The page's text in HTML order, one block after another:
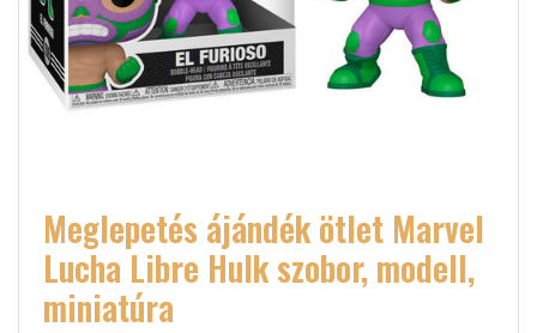
Meglepetés ájándék ötlet Marvel
Lucha Libre Hulk szobor, modell,
miniatúra